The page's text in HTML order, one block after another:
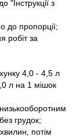
"Інструкції з
до пропорції;
робіт за
4,0 - 4,5 л
л на 1 мішок
грудок;
потім